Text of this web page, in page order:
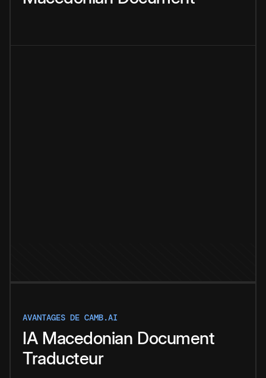
AVANTAGES DE CAMB.AI
IA Macedonian Document
Traducteur